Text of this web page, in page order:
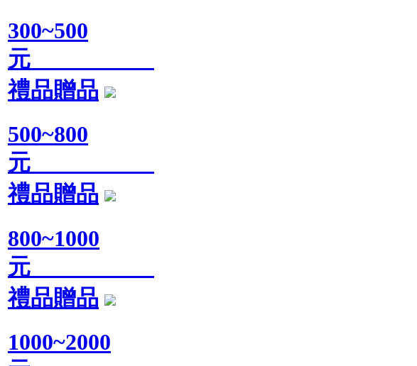
300~500
元
禮品贈品
500~800
元
禮品贈品
800~1000
元
禮品贈品
1000~2000